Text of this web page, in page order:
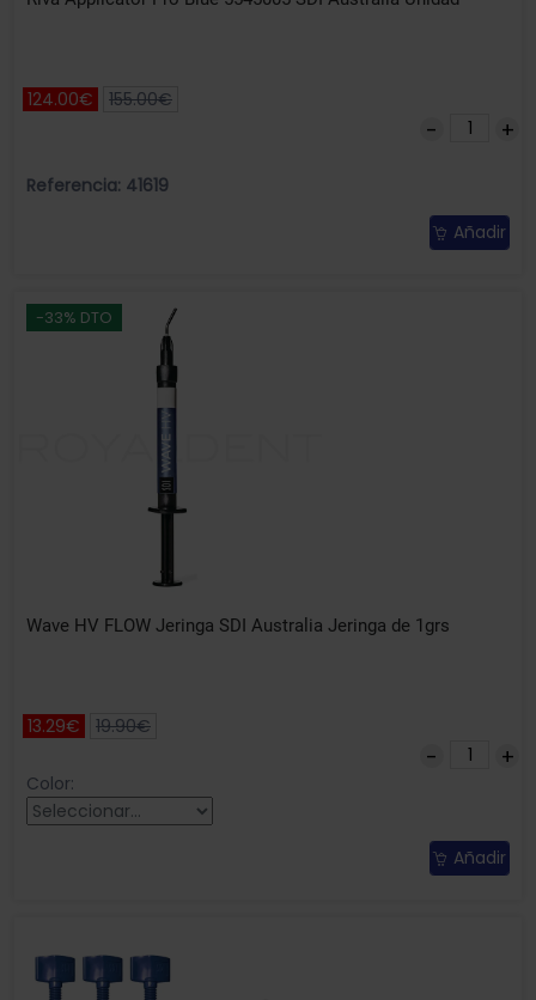
124.00€ 155.00€
Referencia: 41619
Añadir
-33% DTO
Wave HV FLOW Jeringa SDI Australia Jeringa de 1grs
13.29€ 19.90€
Color:
Añadir